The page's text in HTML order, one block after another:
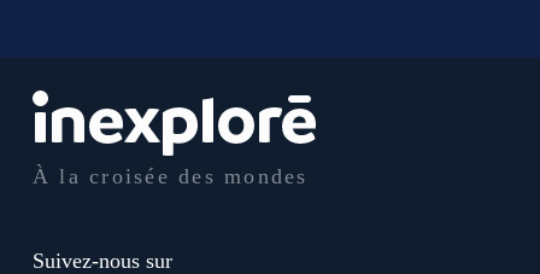
À la croisée des mondes
Suivez-nous sur